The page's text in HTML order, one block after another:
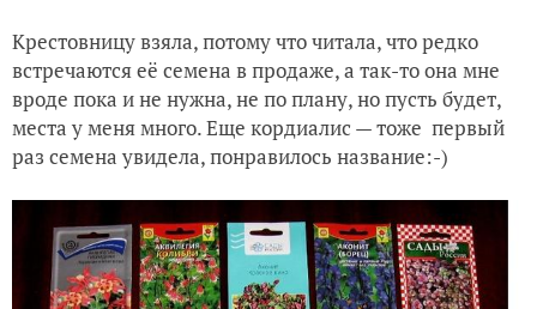
Крестовницу взяла, потому что читала, что редко
встречаются её семена в продаже, а так-то она мне
вроде пока и не нужна, не по плану, но пусть будет,
места у меня много. Еще кордиалис — тоже первый
раз семена увидела, понравилось название:-)